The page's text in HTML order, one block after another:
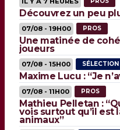
Découvrez un peu
07/08 - 19H00 PROS
Une matinée de
joueurs
07/08 - 15H00 SÉLECTION
Maxime Lucu : “Je
07/08 - 11H00 PROS
Mathieu Pelletan :
vois surtout qu’il est
animaux”